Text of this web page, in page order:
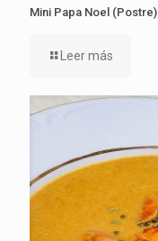
Mini Papa Noel (Postre)
Leer más